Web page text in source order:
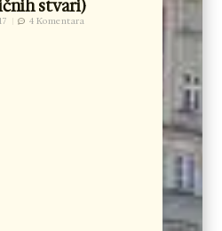
stvari)
4 Komentara